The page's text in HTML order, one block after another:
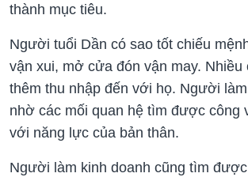
thành mục tiêu.
Người tuổi Dần có sao tốt chiếu
vận xui, mở cửa đón vận may. Nhiều
thêm thu nhập đến với họ. Người
nhờ các mối quan hệ tìm được công
với năng lực của bản thân.
Người làm kinh doanh cũng tìm